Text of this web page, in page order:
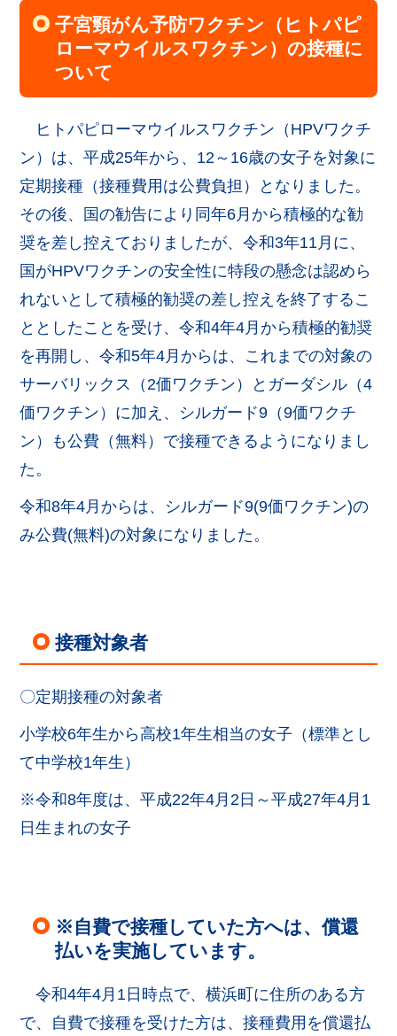
子宮頸がん予防ワクチン（ヒトパピ
ローマウイルスワクチン）の接種に
ついて
ヒトパピローマウイルスワクチン（HPVワクチ
ン）は、平成25年から、12～16歳の女子を対象に
定期接種（接種費用は公費負担）となりました。
その後、国の勧告により同年6月から積極的な勧
奨を差し控えておりましたが、令和3年11月に、
国がHPVワクチンの安全性に特段の懸念は認めら
れないとして積極的勧奨の差し控えを終了するこ
ととしたことを受け、令和4年4月から積極的勧奨
を再開し、令和5年4月からは、これまでの対象の
サーバリックス（2価ワクチン）とガーダシル（4
価ワクチン）に加え、シルガード9（9価ワクチ
ン）も公費（無料）で接種できるようになりまし
た。
令和8年4月からは、シルガード9(9価ワクチン)の
み公費(無料)の対象になりました。
接種対象者
〇定期接種の対象者
小学校6年生から高校1年生相当の女子（標準とし
て中学校1年生）
※令和8年度は、平成22年4月2日～平成27年4月1
日生まれの女子
※自費で接種していた方へは、償還
払いを実施しています。
令和4年4月1日時点で、横浜町に住所のある方
で、自費で接種を受けた方は、接種費用を償還払